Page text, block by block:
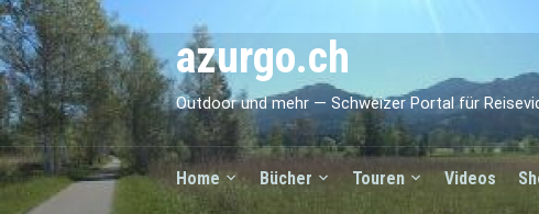
azurgo.ch
Outdoor und mehr — Schweizer Portal für
Home Bücher Touren Videos